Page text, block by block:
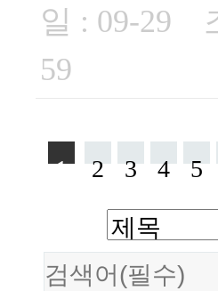
일 : 09-29
59
1 2 3 4 5